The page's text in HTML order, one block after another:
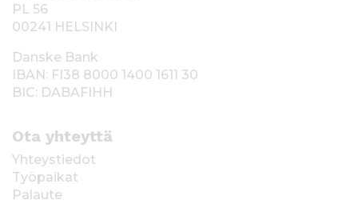
PL 56
00241 HELSINKI
Danske Bank
IBAN: FI38 8000 1400 1611 30
BIC: DABAFIHH
Ota yhteyttä
Yhteystiedot
Työpaikat
Palaute